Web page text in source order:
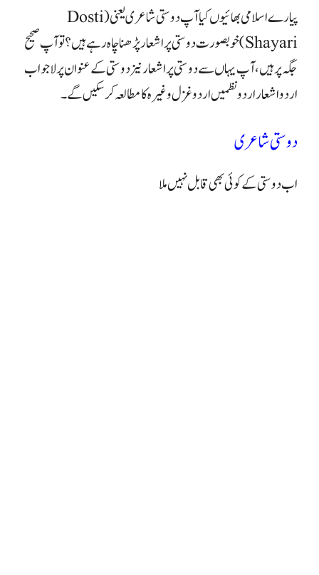
پیارے اسلامی بھائیوں کیا آپ دوستی شاعری یعنی (Dosti
Shayari) خوبصورت دوستی پر اشعار پڑھنا چاہ رہے ہیں؟ تو آپ صحیح
جگہ پر ہیں، آپ یہاں سے دوستی پر اشعار نیز دوستی کے عنوان پر لاجواب
اردو اشعار اردو نظمیں اردو غزل وغیرہ کا مطالعہ کرسکیں گے۔
دوستی شاعری
اب دوستی کے کوئی بھی قابل نہیں ملا